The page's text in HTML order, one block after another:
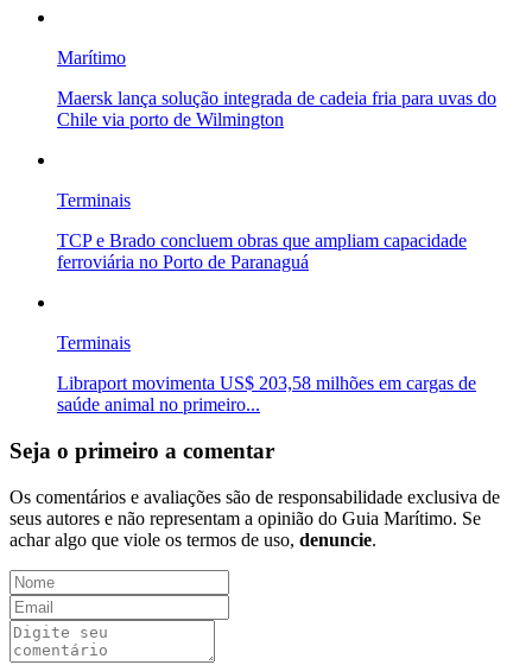
Marítimo
Maersk lança solução integrada de cadeia fria para uvas do
Chile via porto de Wilmington
Terminais
TCP e Brado concluem obras que ampliam capacidade
ferroviária no Porto de Paranaguá
Terminais
Libraport movimenta US$ 203,58 milhões em cargas de
saúde animal no primeiro...
Seja o primeiro a comentar
Os comentários e avaliações são de responsabilidade exclusiva de
seus autores e não representam a opinião do Guia Marítimo. Se
achar algo que viole os termos de uso, denuncie.